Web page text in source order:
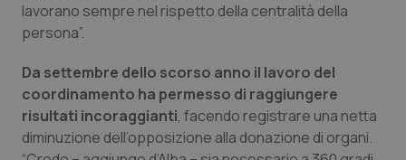
Provincia Autonoma di Bolzano
Provincia Autonoma di Trento
Puglia
Sardegna
Infezioni & Febbre
Ipertensione & Scompenso
Malattie rare
Malattia di Crohn & Rettocolite Ulcerosa
lavorano sempre nel rispetto della centralità della
persona”.
Da settembre dello scorso anno il lavoro del
coordinamento ha permesso di raggiungere
risultati incoraggianti, facendo registrare una netta
diminuzione dell’opposizione alla donazione di organi.